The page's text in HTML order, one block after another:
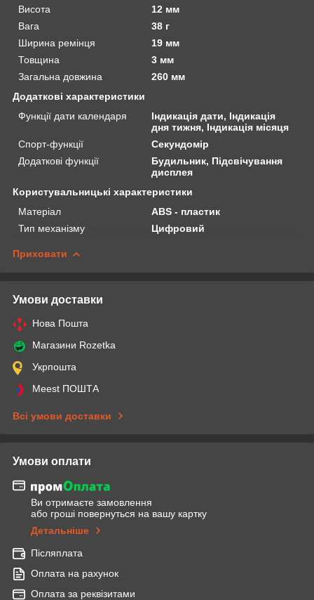
Висота
12 мм
Вага
38 г
Ширина ремінця
19 мм
Товщина
3 мм
Загальна довжина
260 мм
Додаткові характеристики
Функції дати календаря
Індикація дати, Індикація
дня тижня, Індикація місяця
Спорт-функції
Секундомір
Додаткові функції
Будильник, Підсвічування
дисплея
Користувальницькі характеристики
Матеріал
ABS - пластик
Тип механізму
Цифровий
Приховати
Умови доставки
Нова Пошта
Магазини Rozetka
Укрпошта
Meest ПОШТА
Всі умови доставки
Умови оплати
Ви отримаєте замовлення
або гроші повернуться на вашу картку
Детальніше
Післяплата
Оплата на рахунок
Оплата за реквізитами